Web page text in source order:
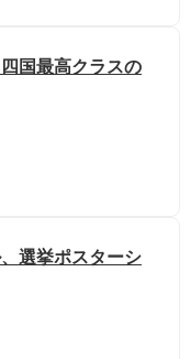
国最高クラスの
選挙ポスターシ